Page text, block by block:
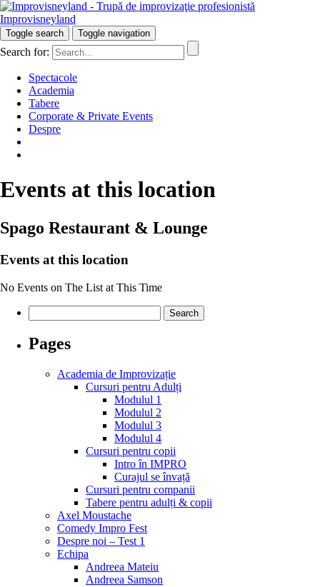
Improvisneyland
Toggle search Toggle navigation
Search for:
Spectacole
Academia
Tabere
Corporate & Private Events
Despre
Events at this location
Spago Restaurant & Lounge
Events at this location
No Events on The List at This Time
for:
Pages
Academia de Improvizație
Cursuri pentru Adulți
Modulul 1
Modulul 2
Modulul 3
Modulul 4
Cursuri pentru copii
Intro în IMPRO
Curajul se învață
Cursuri pentru companii
Tabere pentru adulți & copii
Axel Moustache
Comedy Impro Fest
Despre noi – Test 1
Echipa
Andreea Mateiu
Andreea Samson